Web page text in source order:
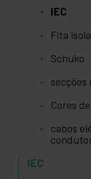
IEC
Fita
Schuko
secções
Cores
cabos
IEC